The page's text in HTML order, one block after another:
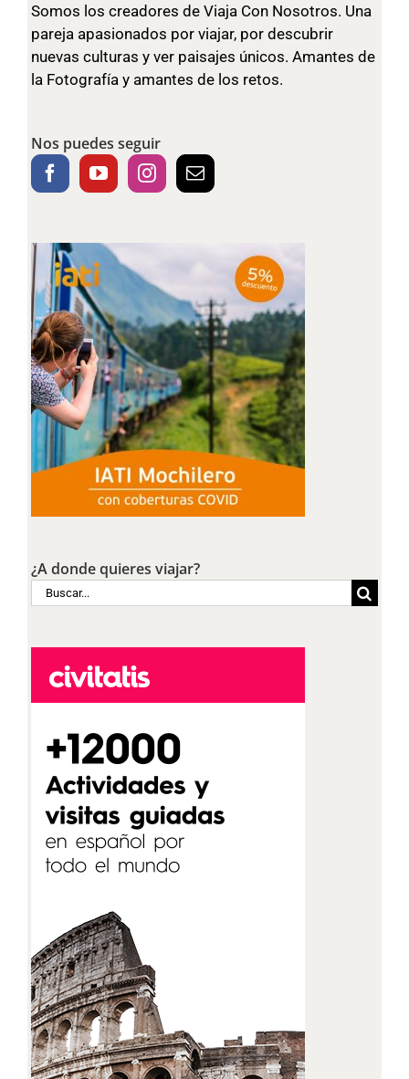
Somos los creadores de Viaja Con Nosotros. Una
pareja apasionados por viajar, por descubrir
nuevas culturas y ver paisajes únicos. Amantes de
la Fotografía y amantes de los retos.
Nos puedes seguir
¿A donde quieres viajar?
Buscar: